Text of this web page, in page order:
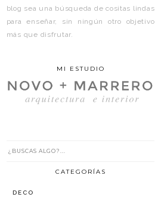
blog sea una búsqueda de cositas lindas
para enseñar, sin ningún otro objetivo
más que disfrutar.
MI ESTUDIO
CATEGORÍAS
DECO